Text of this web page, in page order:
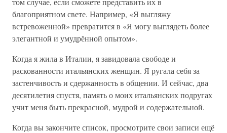
благоприятном свете. Например, «Я выгляжу
встревоженной» превратится в «Я могу выглядеть более
элегантной и умудрённой опытом».
Когда я жила в Италии, я завидовала свободе и
раскованности итальянских женщин. Я ругала себя за
застенчивость и сдержанность в общении. И сейчас, два
десятилетия спустя, память о моих итальянских подругах
учит меня быть прекрасной, мудрой и содержательной.
Когда вы закончите список, просмотрите свои записи ещё